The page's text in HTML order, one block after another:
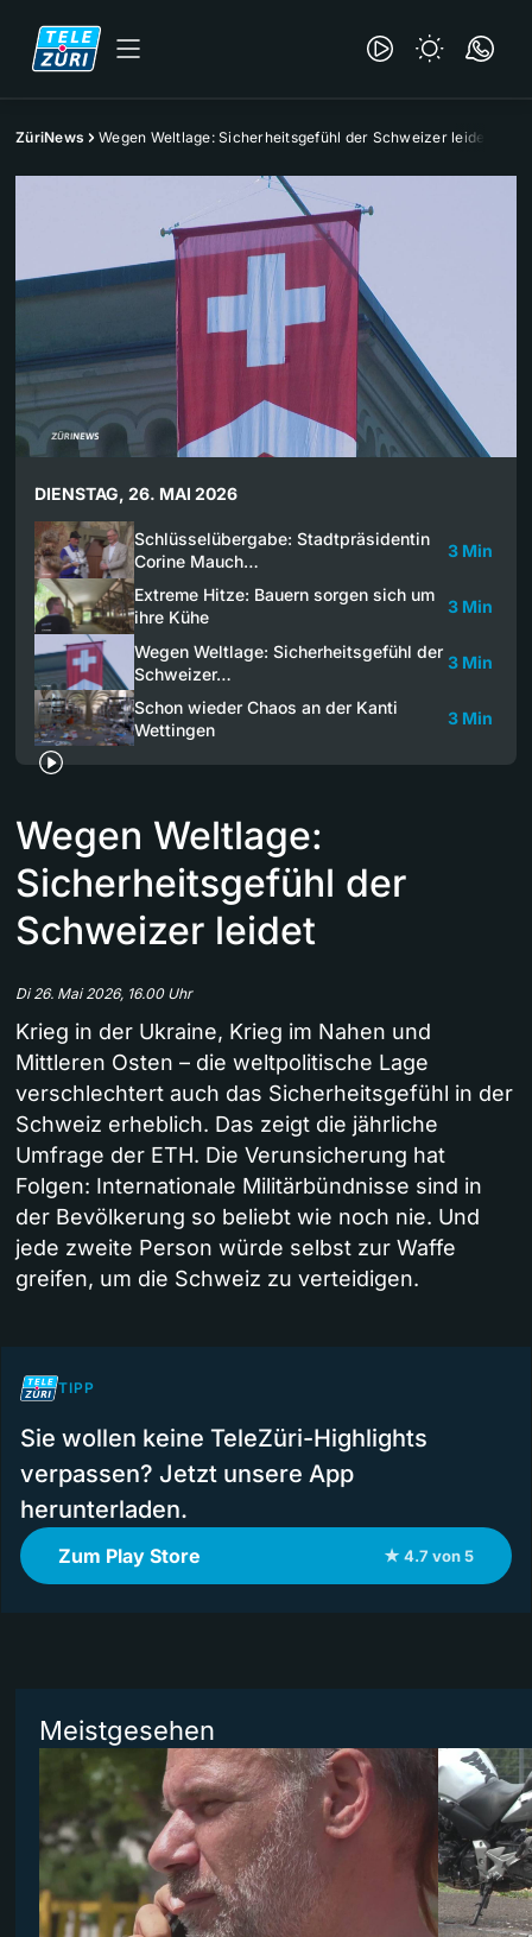
ZüriNews Wegen Weltlage: Sicherheitsgefühl der Schweizer leidet
DIENSTAG, 26. MAI 2026
Schlüsselübergabe: Stadtpräsidentin
Corine Mauch…
3 Min
Extreme Hitze: Bauern sorgen sich um
ihre Kühe
3 Min
Wegen Weltlage: Sicherheitsgefühl der
Schweizer…
3 Min
Schon wieder Chaos an der Kanti
Wettingen
3 Min
Wegen Weltlage:
Sicherheitsgefühl der
Schweizer leidet
Di 26. Mai 2026, 16.00 Uhr
Krieg in der Ukraine, Krieg im Nahen und
Mittleren Osten – die weltpolitische Lage
verschlechtert auch das Sicherheitsgefühl in der
Schweiz erheblich. Das zeigt die jährliche
Umfrage der ETH. Die Verunsicherung hat
Folgen: Internationale Militärbündnisse sind in
der Bevölkerung so beliebt wie noch nie. Und
jede zweite Person würde selbst zur Waffe
greifen, um die Schweiz zu verteidigen.
TIPP
Sie wollen keine TeleZüri-Highlights
verpassen? Jetzt unsere App
herunterladen.
Zum Play Store ★ 4.7 von 5
Meistgesehen